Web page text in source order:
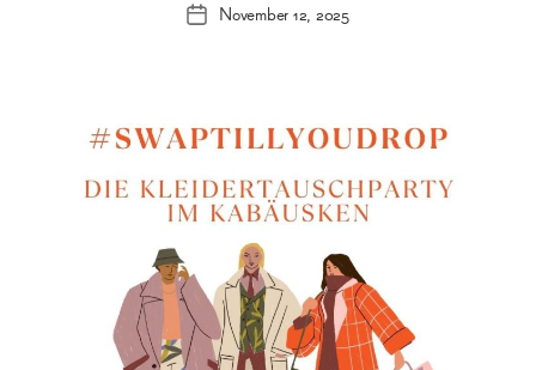
Veröffentlichungsdatum
November 12, 2025